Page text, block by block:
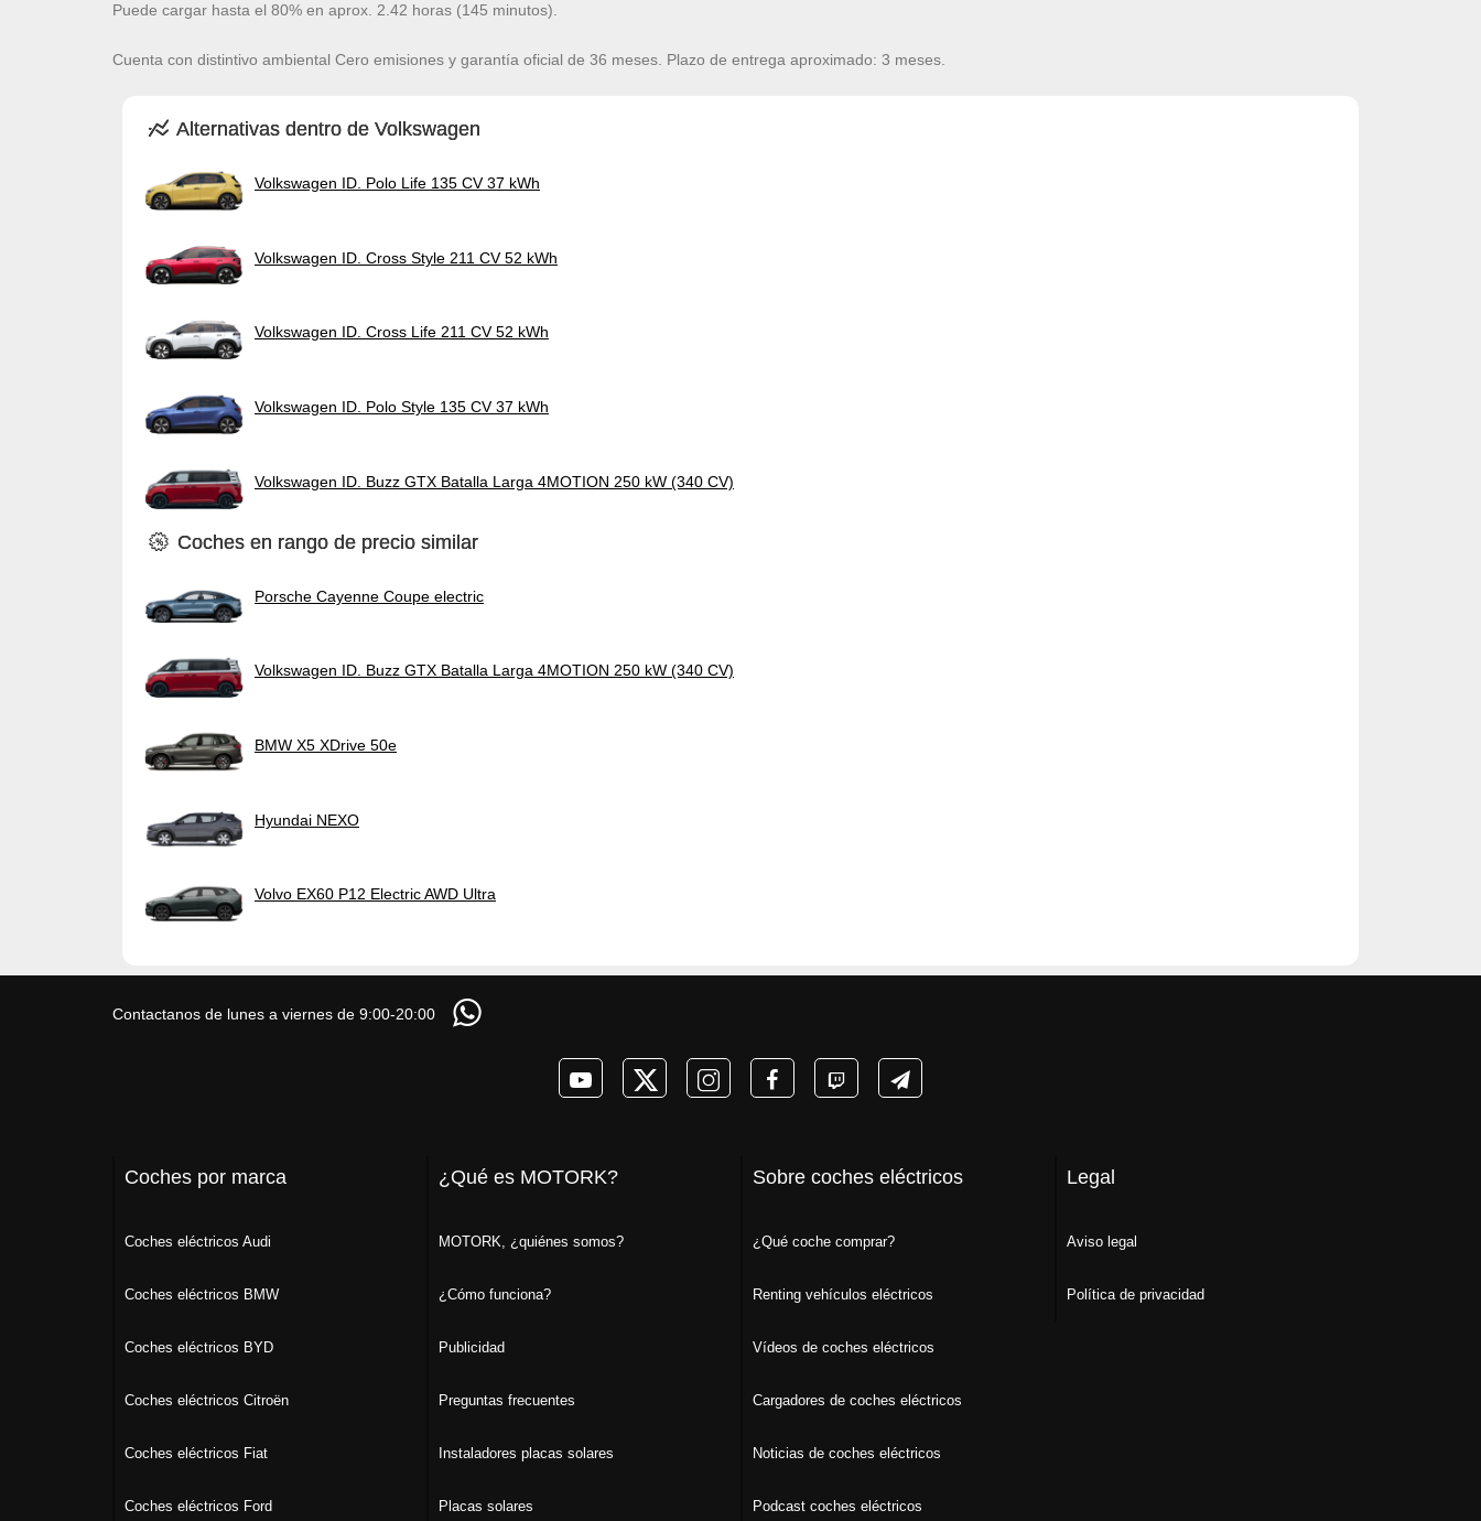
Puede cargar hasta el 80% en aprox. 2.42 horas (145 minutos).
Cuenta con distintivo ambiental Cero emisiones y garantía oficial de 36 meses. Plazo de entrega aproximado: 3 meses.
Alternativas dentro de Volkswagen
Volkswagen ID. Polo Life 135 CV 37 kWh
Volkswagen ID. Cross Style 211 CV 52 kWh
Volkswagen ID. Cross Life 211 CV 52 kWh
Volkswagen ID. Polo Style 135 CV 37 kWh
Volkswagen ID. Buzz GTX Batalla Larga 4MOTION 250 kW (340 CV)
Coches en rango de precio similar
Porsche Cayenne Coupe electric
Volkswagen ID. Buzz GTX Batalla Larga 4MOTION 250 kW (340 CV)
BMW X5 XDrive 50e
Hyundai NEXO
Volvo EX60 P12 Electric AWD Ultra
Contactanos de lunes a viernes de 9:00-20:00
Coches por marca
Coches eléctricos Audi
Coches eléctricos BMW
Coches eléctricos BYD
Coches eléctricos Citroën
Coches eléctricos Fiat
Coches eléctricos Ford
¿Qué es MOTORK?
MOTORK, ¿quiénes somos?
¿Cómo funciona?
Publicidad
Preguntas frecuentes
Instaladores placas solares
Placas solares
Sobre coches eléctricos
¿Qué coche comprar?
Renting vehículos eléctricos
Vídeos de coches eléctricos
Cargadores de coches eléctricos
Noticias de coches eléctricos
Podcast coches eléctricos
Legal
Aviso legal
Política de privacidad